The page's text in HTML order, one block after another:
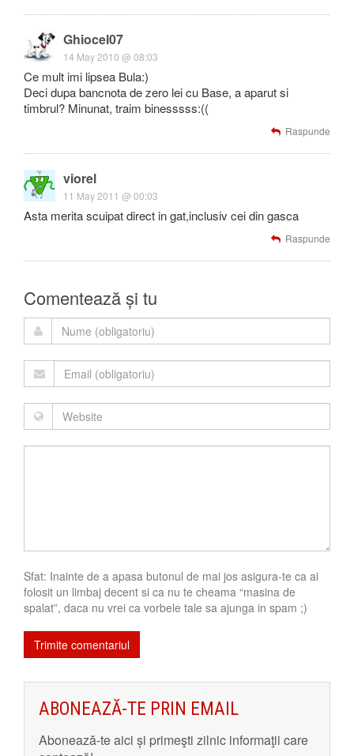
Ghiocel07
14 May 2010 @ 08:03
Ce mult imi lipsea Bula:)
Deci dupa bancnota de zero lei cu Base, a aparut si
timbrul? Minunat, traim binesssss:((
Raspunde
viorel
11 May 2011 @ 00:03
Asta merita scuipat direct in gat,inclusiv cei din gasca
Raspunde
Comentează și tu
Sfat: Inainte de a apasa butonul de mai jos asigura-te ca ai
folosit un limbaj decent si ca nu te cheama “masina de
spalat”, daca nu vrei ca vorbele tale sa ajunga in spam ;)
ABONEAZĂ-TE PRIN EMAIL
Abonează-te aici și primeşti zilnic informaţii care